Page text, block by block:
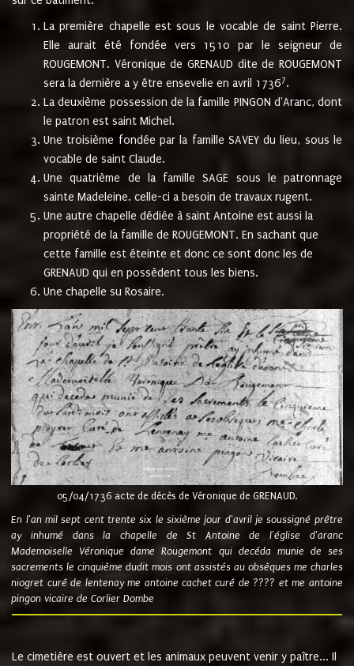
La première chapelle est sous le vocable de saint Pierre.
Elle aurait été fondée vers 1510 par le seigneur de
ROUGEMONT. Véronique de GRENAUD dite de ROUGEMONT
sera la dernière a y être ensevelie en avril 17367.
La deuxième possession de la famille PINGON d'Aranc, dont
le patron est saint Michel.
Une troisième fondée par la famille SAVEY du lieu, sous le
vocable de saint Claude.
Une quatrième de la famille SAGE sous le patronnage
sainte Madeleine. celle-ci a besoin de travaux rugent.
Une autre chapelle dédiée à saint Antoine est aussi la
propriété de la famille de ROUGEMONT. En sachant que
cette famille est éteinte et donc ce sont donc les de
GRENAUD qui en possèdent tous les biens.
Une chapelle su Rosaire.
05/04/1736 acte de décès de Véronique de GRENAUD.
En l'an mil sept cent trente six le sixième jour d'avril je soussigné prêtre
ay inhumé dans la chapelle de St Antoine de l'église d'aranc
Mademoiselle Véronique dame Rougemont qui decéda munie de ses
sacrements le cinquième dudit mois ont assistés au obsèques me charles
niogret curé de lentenay me antoine cachet curé de ???? et me antoine
pingon vicaire de Corlier Dombe
Le cimetière est ouvert et les animaux peuvent venir y paître... Il